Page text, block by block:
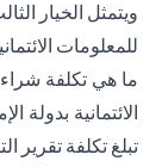
ويتمثل الخيار
للمعلومات
ما هي تكلفة شراء
الائتمانية بدولة